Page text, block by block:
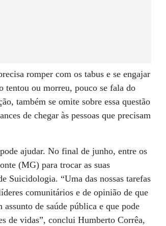
romper com os tabus e se engajar
tentou ou morreu, pouco se fala do
também se omite sobre essa questão
de chegar às pessoas que precisam
ajudar. No final de junho, entre os
(MG) para trocar as suas
Suicidologia. “Uma das nossas tarefas
comunitários e de opinião de que
de saúde pública e que pode
de vidas”, conclui Humberto Corrêa,